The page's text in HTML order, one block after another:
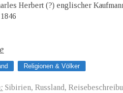
Herbert (?) englischer
Religionen & Völker
Sibirien, Russland,